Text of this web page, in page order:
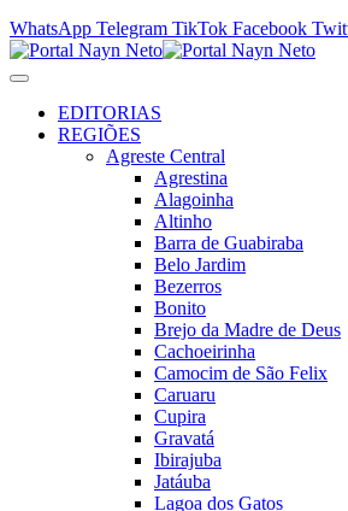
WhatsApp Telegram TikTok Facebook
EDITORIAS
REGIÕES
Agreste Central
Agrestina
Alagoinha
Altinho
Barra de Guabiraba
Belo Jardim
Bezerros
Bonito
Brejo da Madre de Deus
Cachoeirinha
Camocim de São Felix
Caruaru
Cupira
Gravatá
Ibirajuba
Jatáuba
Lagoa dos Gatos